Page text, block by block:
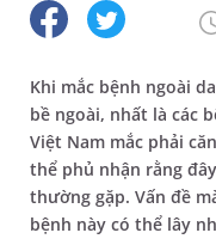
Khi mắc bệnh ngoài
bề ngoài, nhất là các
Việt Nam mắc phải
thể phủ nhận rằng
thường gặp. Vấn đề
bệnh này có thể lây